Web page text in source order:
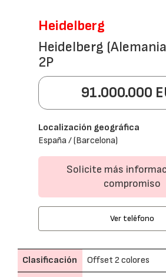
Heidelberg
Heidelberg
2P
91.000.000
Localización geográfica
España / (Barcelona)
Solicite más
compromiso
Ver teléfono
Clasificación Offset 2 colores